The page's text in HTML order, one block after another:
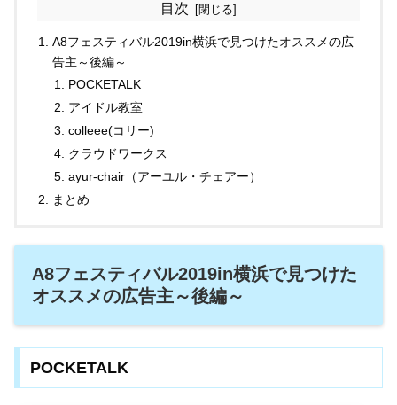
目次
A8フェスティバル2019in横浜で見つけたオススメの広
告主～後編～
POCKETALK
アイドル教室
colleee(コリー)
クラウドワークス
ayur-chair（アーユル・チェアー）
まとめ
A8フェスティバル2019in横浜で見つけた
オススメの広告主～後編～
POCKETALK